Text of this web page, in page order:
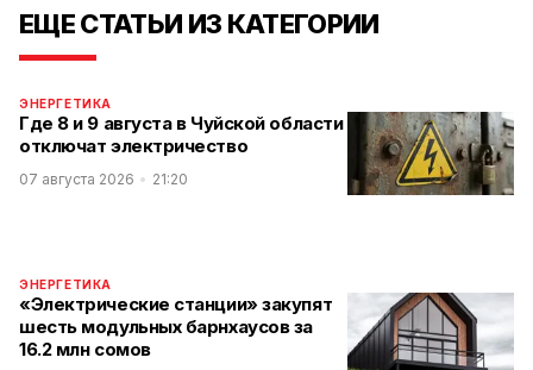
ЕЩЕ СТАТЬИ ИЗ КАТЕГОРИИ
ЭНЕРГЕТИКА
Где 8 и 9 августа в Чуйской области
отключат электричество
07 августа 2026 21:20
ЭНЕРГЕТИКА
«Электрические станции» закупят
шесть модульных барнхаусов за
16.2 млн сомов